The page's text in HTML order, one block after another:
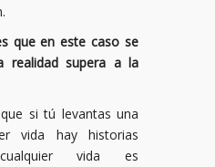
que en este caso se
realidad supera a la
si tú levantas una
vida hay historias
cualquier vida es